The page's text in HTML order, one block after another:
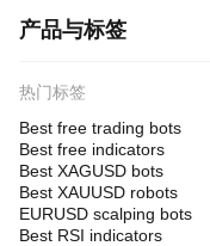
产品与标签
热门标签
Best free trading bots
Best free indicators
Best XAGUSD bots
Best XAUUSD robots
EURUSD scalping bots
Best RSI indicators